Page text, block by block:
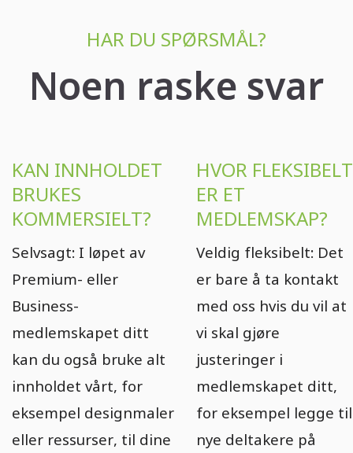
HAR DU SPØRSMÅL?
Noen raske svar
KAN INNHOLDET
BRUKES
KOMMERSIELT?
Selvsagt: I løpet av
Premium- eller
Business-
medlemskapet ditt
kan du også bruke alt
innholdet vårt, for
eksempel designmaler
eller ressurser, til dine
HVOR FLEKSIBELT
ER ET
MEDLEMSKAP?
Veldig fleksibelt: Det
er bare å ta kontakt
med oss hvis du vil at
vi skal gjøre
justeringer i
medlemskapet ditt,
for eksempel legge til
nye deltakere på